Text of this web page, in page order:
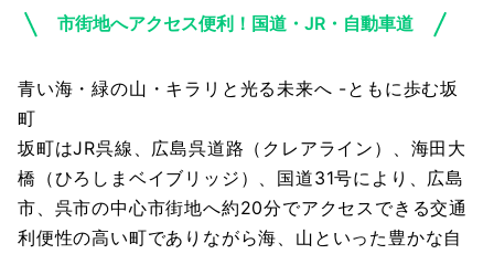
市街地へアクセス便利！国道・JR・自動車道
青い海・緑の山・キラリと光る未来へ -ともに歩む坂
町
坂町はJR呉線、広島呉道路（クレアライン）、海田大
橋（ひろしまベイブリッジ）、国道31号により、広島
市、呉市の中心市街地へ約20分でアクセスできる交通
利便性の高い町でありながら海、山といった豊かな自